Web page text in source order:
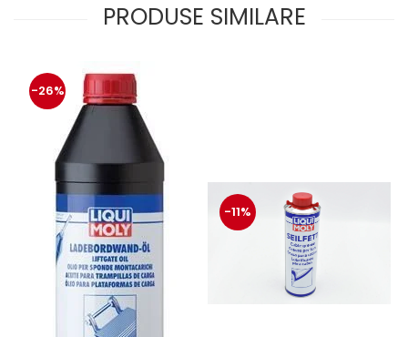
PRODUSE SIMILARE
-26%
-11%